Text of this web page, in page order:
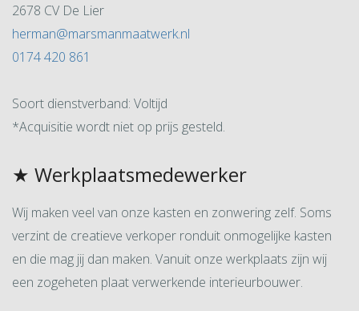
2678 CV De Lier
herman@marsmanmaatwerk.nl
0174 420 861
Soort dienstverband: Voltijd
*Acquisitie wordt niet op prijs gesteld.
★ Werkplaatsmedewerker
Wij maken veel van onze kasten en zonwering zelf. Soms
verzint de creatieve verkoper ronduit onmogelijke kasten
en die mag jij dan maken. Vanuit onze werkplaats zijn wij
een zogeheten plaat verwerkende interieurbouwer.